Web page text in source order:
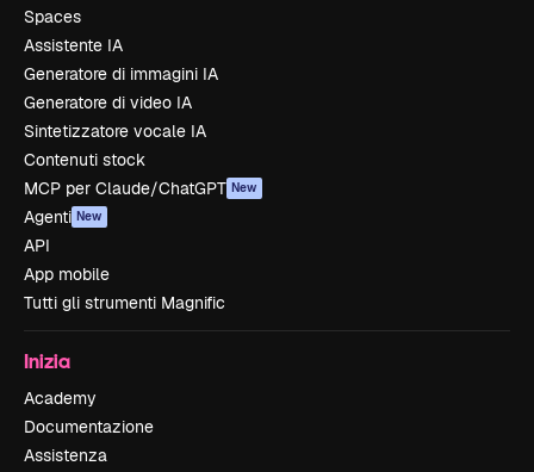
Spaces
Assistente IA
Generatore di immagini IA
Generatore di video IA
Sintetizzatore vocale IA
Contenuti stock
MCP per Claude/ChatGPT New
Agenti New
API
App mobile
Tutti gli strumenti Magnific
Inizia
Academy
Documentazione
Assistenza